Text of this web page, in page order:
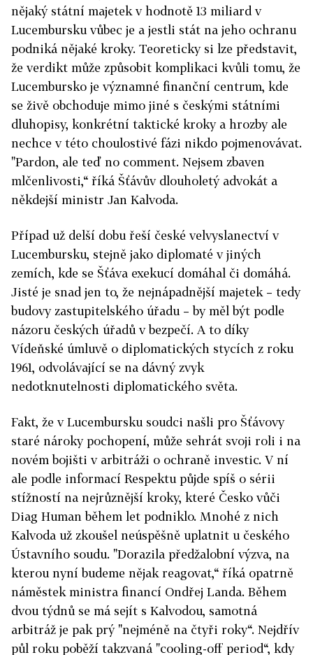
nějaký státní majetek v hodnotě 13 miliard v
Lucembursku vůbec je a jestli stát na jeho ochranu
podniká nějaké kroky. Teoreticky si lze představit,
že verdikt může způsobit komplikaci kvůli tomu, že
Lucembursko je významné finanční centrum, kde
se živě obchoduje mimo jiné s českými státními
dluhopisy, konkrétní taktické kroky a hrozby ale
nechce v této choulostivé fázi nikdo pojmenovávat.
"Pardon, ale teď no comment. Nejsem zbaven
mlčenlivosti,“ říká Šťávův dlouholetý advokát a
někdejší ministr Jan Kalvoda.
Případ už delší dobu řeší české velvyslanectví v
Lucembursku, stejně jako diplomaté v jiných
zemích, kde se Šťáva exekucí domáhal či domáhá.
Jisté je snad jen to, že nejnápadnější majetek – tedy
budovy zastupitelského úřadu – by měl být podle
názoru českých úřadů v bezpečí. A to díky
Vídeňské úmluvě o diplomatických stycích z roku
1961, odvolávající se na dávný zvyk
nedotknutelnosti diplomatického světa.
Fakt, že v Lucembursku soudci našli pro Šťávovy
staré nároky pochopení, může sehrát svoji roli i na
novém bojišti v arbitráži o ochraně investic. V ní
ale podle informací Respektu půjde spíš o sérii
stížností na nejrůznější kroky, které Česko vůči
Diag Human během let podniklo. Mnohé z nich
Kalvoda už zkoušel neúspěšně uplatnit u českého
Ústavního soudu. "Dorazila předžalobní výzva, na
kterou nyní budeme nějak reagovat,“ říká opatrně
náměstek ministra financí Ondřej Landa. Během
dvou týdnů se má sejít s Kalvodou, samotná
arbitráž je pak prý "nejméně na čtyři roky“. Nejdřív
půl roku poběží takzvaná "cooling-off period“, kdy